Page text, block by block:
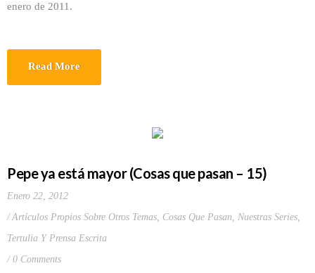
enero de 2011.
Read More
Pepe ya está mayor (Cosas que pasan – 15)
Enero 22, 2012
Artículos Propios Sobre Otros Temas, Cosas Que Pasan, Nuestras Series,
Tertulia Y Prensa Escrita
0 Comments